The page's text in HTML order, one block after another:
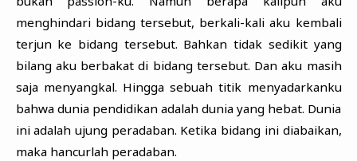
menghindari bidang tersebut, berkali-kali aku kembali
terjun ke bidang tersebut. Bahkan tidak sedikit yang
bilang aku berbakat di bidang tersebut. Dan aku masih
saja menyangkal. Hingga sebuah titik menyadarkanku
bahwa dunia pendidikan adalah dunia yang hebat. Dunia
ini adalah ujung peradaban. Ketika bidang ini diabaikan,
maka hancurlah peradaban.